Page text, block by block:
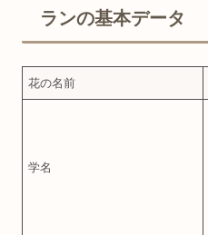
ランの基本データ
花の名前
学名